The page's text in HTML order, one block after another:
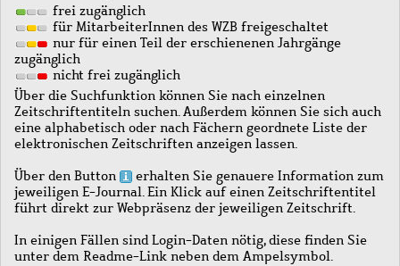
frei zugänglich
für MitarbeiterInnen des WZB freigeschaltet
nur für einen Teil der erschienenen Jahrgänge
zugänglich
nicht frei zugänglich
Über die Suchfunktion können Sie nach einzelnen
Zeitschriftentiteln suchen. Außerdem können Sie sich auch
eine alphabetisch oder nach Fächern geordnete Liste der
elektronischen Zeitschriften anzeigen lassen.
Über den Button
erhalten Sie genauere Information zum
jeweiligen E-Journal. Ein Klick auf einen Zeitschriftentitel
führt direkt zur Webpräsenz der jeweiligen Zeitschrift.
In einigen Fällen sind Login-Daten nötig, diese finden Sie
unter dem Readme-Link neben dem Ampelsymbol.